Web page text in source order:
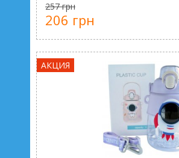
257 грн
206 грн
АКЦИЯ